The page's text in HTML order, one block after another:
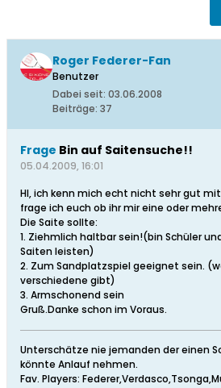
Roger Federer-Fan
Benutzer
Dabei seit: 03.06.2008
Beiträge: 37
Frage Bin auf Saitensuche!!
05.04.2009, 16:01
HI, ich kenn mich echt nicht sehr gut
frage ich euch ob ihr mir eine oder
Die Saite sollte:
1. Ziehmlich haltbar sein!(bin Schüler
Saiten leisten)
2. Zum Sandplatzspiel geeignet sein.
verschiedene gibt)
3. Armschonend sein
Gruß.Danke schon im Voraus.
Unterschätze nie jemanden der einen
könnte Anlauf nehmen.
Fav. Players: